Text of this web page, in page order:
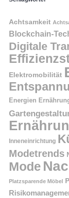
Achtsamkeit
Blockchain-
Digitale
Elektromobilität
Energien
Inneneinrichtung
Modetrends
Mode
Platzsparende Möbel